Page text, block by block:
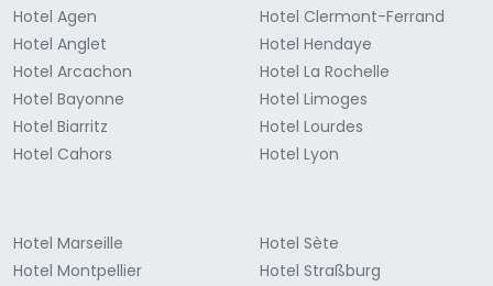
Hotel Agen
Hotel Anglet
Hotel Arcachon
Hotel Bayonne
Hotel Biarritz
Hotel Cahors
Hotel Clermont-Ferrand
Hotel Hendaye
Hotel La Rochelle
Hotel Limoges
Hotel Lourdes
Hotel Lyon
Hotel Marseille
Hotel Montpellier
Hotel Sète
Hotel Straßburg